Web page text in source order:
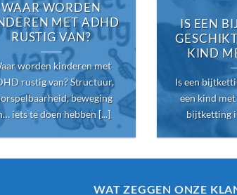
WAAR WORDEN
MET ADHD
RUSTIG VAN?
worden kinderen met
rustig van? Structuur,
beweging
iets te doen hebben [...]
IS EEN
KIND
Is een
een kind
bijtketting
WAT ZEGGEN ONZE